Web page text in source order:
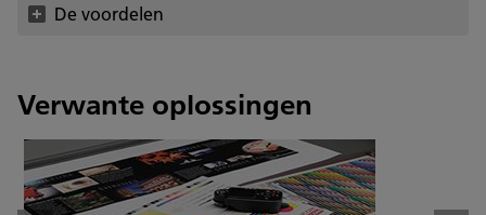
De voordelen
Verwante oplossingen